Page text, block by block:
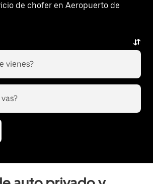
de chofer en Aeropuerto de
Mejor vive una experiencia
y un servicio
que vayas a la ciudad o hagas
Uber Premier brinda una
y superior. Cuéntanos
informaremos cuáles son las
para ir o salir del aeropuerto.
vienes?